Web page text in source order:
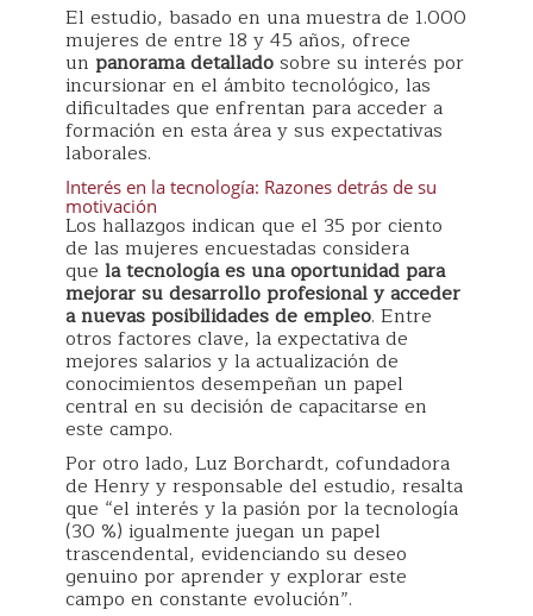
El estudio, basado en una muestra de 1.000
mujeres de entre 18 y 45 años, ofrece
un panorama detalladosobre su interés por
incursionar en el ámbito tecnológico, las
dificultades que enfrentan para acceder a
formación en esta área y sus expectativas
laborales.
Interés en la tecnología: Razones detrás de su
motivación
Los hallazgos indican que el 35 por ciento
de las mujeres encuestadas considera
que la tecnología es una oportunidad para
mejorar su desarrollo profesional y acceder
a nuevas posibilidades de empleo. Entre
otros factores clave, la expectativa de
mejores salarios y la actualización de
conocimientos desempeñan un papel
central en su decisión de capacitarse en
este campo.
Por otro lado, Luz Borchardt, cofundadora
de Henry y responsable del estudio, resalta
que “el interés y la pasión por la tecnología
(30 %) igualmente juegan un papel
trascendental, evidenciando su deseo
genuino por aprender y explorar este
campo en constante evolución”.